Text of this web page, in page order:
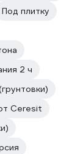
Под плитку
2 ч
Ceresit